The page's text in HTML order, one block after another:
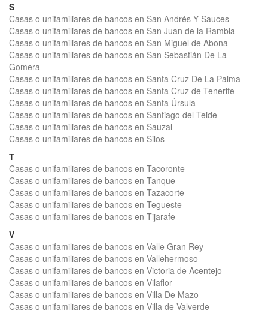
S
Casas o unifamiliares de bancos en San Andrés Y Sauces
Casas o unifamiliares de bancos en San Juan de la Rambla
Casas o unifamiliares de bancos en San Miguel de Abona
Casas o unifamiliares de bancos en San Sebastián De La
Gomera
Casas o unifamiliares de bancos en Santa Cruz De La Palma
Casas o unifamiliares de bancos en Santa Cruz de Tenerife
Casas o unifamiliares de bancos en Santa Úrsula
Casas o unifamiliares de bancos en Santiago del Teide
Casas o unifamiliares de bancos en Sauzal
Casas o unifamiliares de bancos en Silos
T
Casas o unifamiliares de bancos en Tacoronte
Casas o unifamiliares de bancos en Tanque
Casas o unifamiliares de bancos en Tazacorte
Casas o unifamiliares de bancos en Tegueste
Casas o unifamiliares de bancos en Tijarafe
V
Casas o unifamiliares de bancos en Valle Gran Rey
Casas o unifamiliares de bancos en Vallehermoso
Casas o unifamiliares de bancos en Victoria de Acentejo
Casas o unifamiliares de bancos en Vilaflor
Casas o unifamiliares de bancos en Villa De Mazo
Casas o unifamiliares de bancos en Villa de Valverde